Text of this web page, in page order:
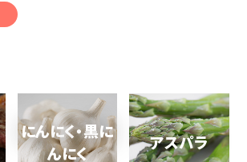
にんにく・黒に
んにく
アスパラ